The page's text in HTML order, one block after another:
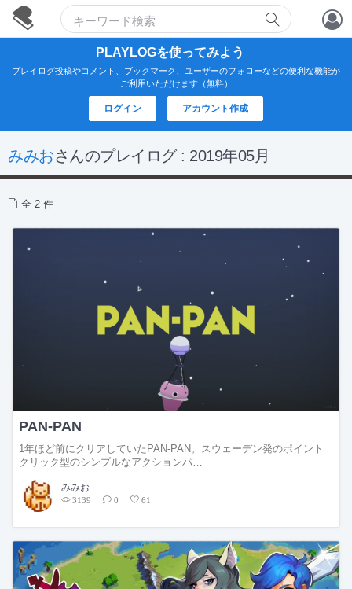
アカウント作成
ログイン
PLAYLOGを使ってみよう
プレイログ投稿やコメント、ブックマーク、ユーザーのフォローなどの便利な機能が
ご利用いただけます（無料）
ログイン アカウント作成
みみおさんのプレイログ : 2019年05月
全 2 件
PAN-PAN
1年ほど前にクリアしていたPAN-PAN。スウェーデン発のポイント
クリック型のシンプルなアクションパ…
みみお
3139 0 61